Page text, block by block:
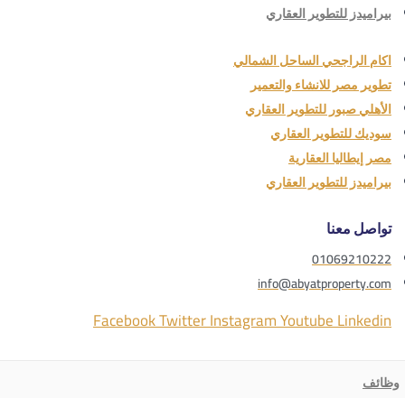
بيراميدز للتطوير العقاري
اكام الراجحي الساحل الشمالي
تطوير مصر للانشاء والتعمير
الأهلي صبور للتطوير العقاري
سوديك للتطوير العقاري
مصر إيطاليا العقارية
بيراميدز للتطوير العقاري
تواصل معنا
01069210222
info@abyatproperty.com
FacebookTwitterInstagramYoutubeLinkedin
وظائف